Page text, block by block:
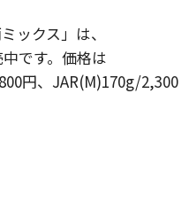
ックス」は、
です。価格は
円、JAR(M)170g/2,300